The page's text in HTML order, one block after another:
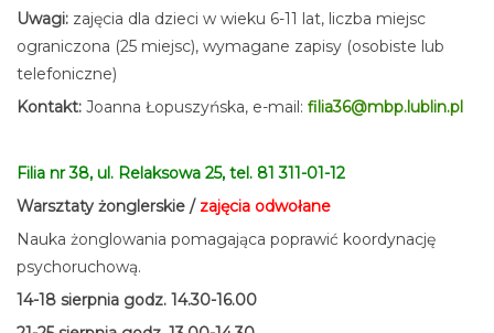
Uwagi: zajęcia dla dzieci w wieku 6-11 lat, liczba miejsc
ograniczona (25 miejsc), wymagane zapisy (osobiste lub
telefoniczne)
Kontakt: Joanna Łopuszyńska, e-mail: filia36@mbp.lublin.pl
Filia nr 38, ul. Relaksowa 25, tel. 81 311-01-12
Warsztaty żonglerskie / zajęcia odwołane
Nauka żonglowania pomagająca poprawić koordynację
psychoruchową.
14-18 sierpnia godz. 14.30-16.00